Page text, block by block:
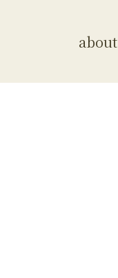
about